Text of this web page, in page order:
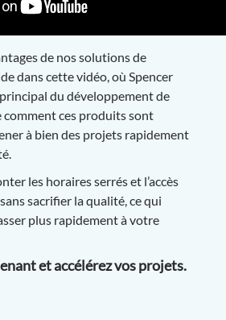
de nos solutions de
dans cette vidéo, où Spencer
du développement de
ces produits sont
à bien des projets rapidement
les horaires serrés et l’accès
sacrifier la qualité, ce qui
plus rapidement à votre
et accélérez vos projets.